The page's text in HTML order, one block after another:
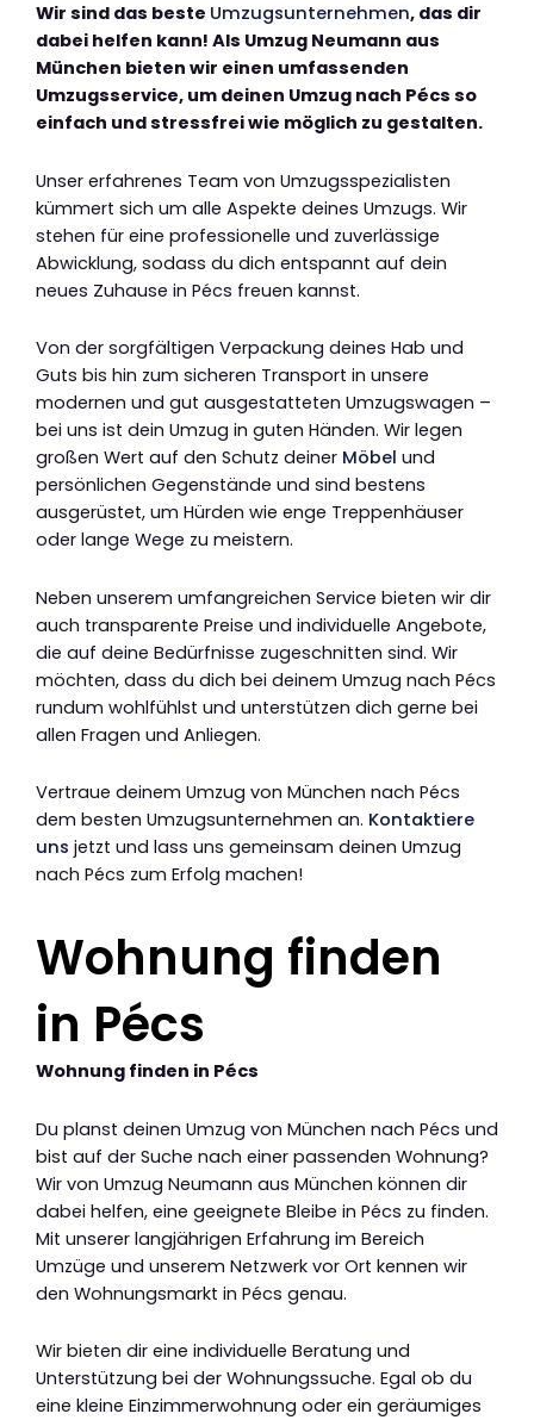
Wir sind das beste Umzugsunternehmen, das dir
dabei helfen kann! Als Umzug Neumann aus
München bieten wir einen umfassenden
Umzugsservice, um deinen Umzug nach Pécs so
einfach und stressfrei wie möglich zu gestalten.
Unser erfahrenes Team von Umzugsspezialisten
kümmert sich um alle Aspekte deines Umzugs. Wir
stehen für eine professionelle und zuverlässige
Abwicklung, sodass du dich entspannt auf dein
neues Zuhause in Pécs freuen kannst.
Von der sorgfältigen Verpackung deines Hab und
Guts bis hin zum sicheren Transport in unsere
modernen und gut ausgestatteten Umzugswagen –
bei uns ist dein Umzug in guten Händen. Wir legen
großen Wert auf den Schutz deiner Möbel und
persönlichen Gegenstände und sind bestens
ausgerüstet, um Hürden wie enge Treppenhäuser
oder lange Wege zu meistern.
Neben unserem umfangreichen Service bieten wir dir
auch transparente Preise und individuelle Angebote,
die auf deine Bedürfnisse zugeschnitten sind. Wir
möchten, dass du dich bei deinem Umzug nach Pécs
rundum wohlfühlst und unterstützen dich gerne bei
allen Fragen und Anliegen.
Vertraue deinem Umzug von München nach Pécs
dem besten Umzugsunternehmen an. Kontaktiere
uns jetzt und lass uns gemeinsam deinen Umzug
nach Pécs zum Erfolg machen!
Wohnung finden
in Pécs
Wohnung finden in Pécs
Du planst deinen Umzug von München nach Pécs und
bist auf der Suche nach einer passenden Wohnung?
Wir von Umzug Neumann aus München können dir
dabei helfen, eine geeignete Bleibe in Pécs zu finden.
Mit unserer langjährigen Erfahrung im Bereich
Umzüge und unserem Netzwerk vor Ort kennen wir
den Wohnungsmarkt in Pécs genau.
Wir bieten dir eine individuelle Beratung und
Unterstützung bei der Wohnungssuche. Egal ob du
eine kleine Einzimmerwohnung oder ein geräumiges